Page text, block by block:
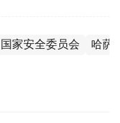
国家安全委员会 哈萨